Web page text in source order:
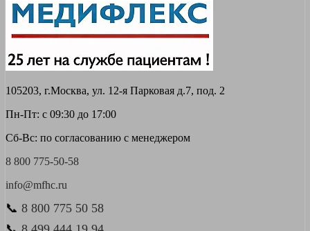
105203, г.Москва, ул. 12-я Парковая д.7, под. 2
Пн-Пт: с 09:30 до 17:00
Сб-Вс: по согласованию с менеджером
8 800 775-50-58
info@mfhc.ru
📞 8 800 775 50 58